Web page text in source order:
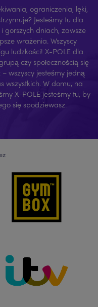
ograniczenia, lęki,
Jesteśmy tu dla
gorszych dniach, zawsze
wrażenia. Wszyscy
ludzkości! X-POLE dla
czy społecznością się
wszyscy jesteśmy jedną
wszystkich. W domu, na
X-POLE jesteśmy tu, by
się spodziewasz.